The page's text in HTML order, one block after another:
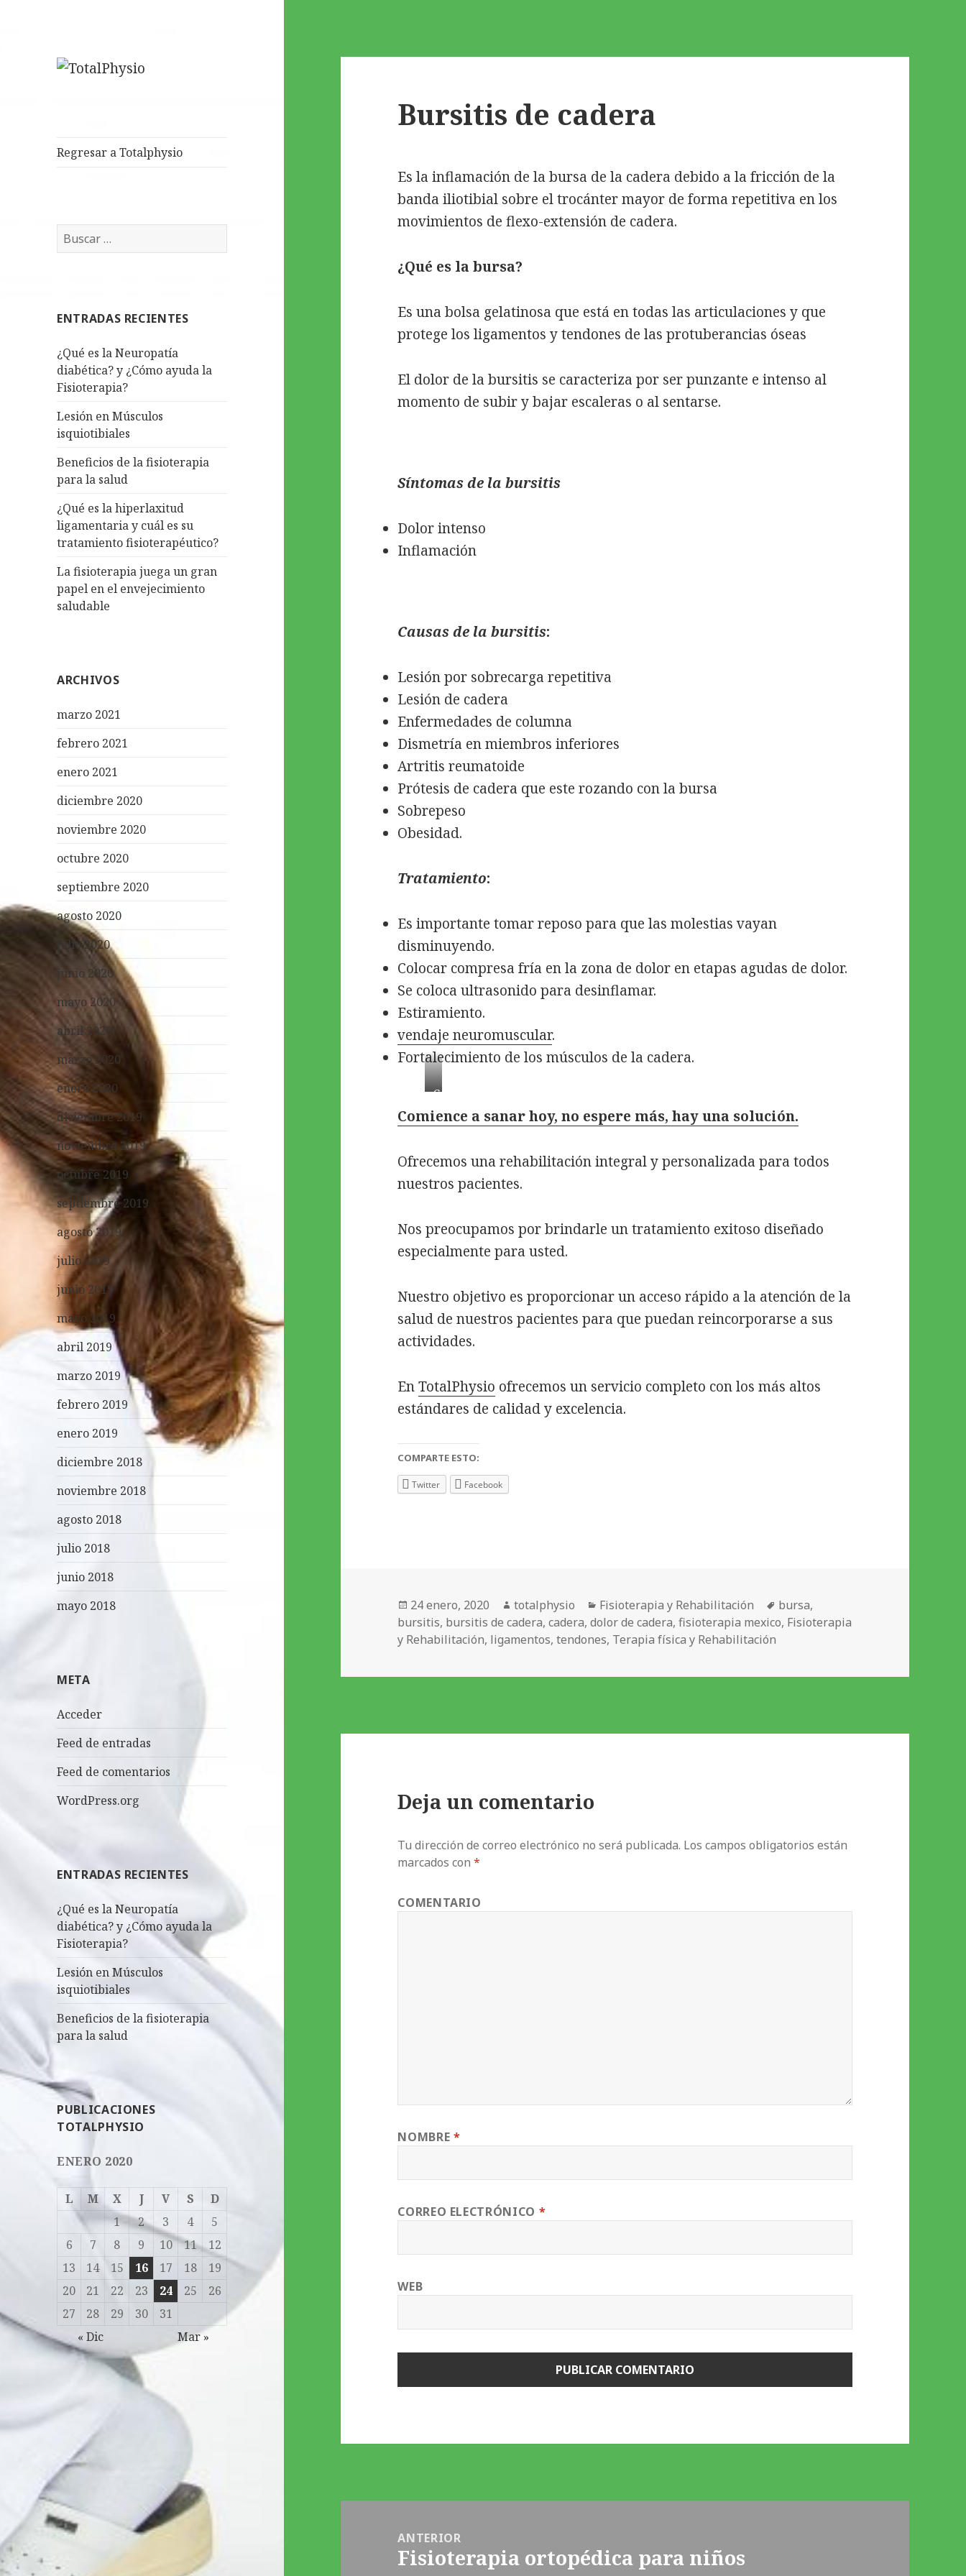
Regresar a Totalphysio
Buscar:
ENTRADAS RECIENTES
¿Qué es la Neuropatía
diabética? y ¿Cómo ayuda la
Fisioterapia?
Lesión en Músculos
isquiotibiales
Beneficios de la fisioterapia
para la salud
¿Qué es la hiperlaxitud
ligamentaria y cuál es su
tratamiento fisioterapéutico?
La fisioterapia juega un gran
papel en el envejecimiento
saludable
ARCHIVOS
marzo 2021
febrero 2021
enero 2021
diciembre 2020
noviembre 2020
octubre 2020
septiembre 2020
agosto 2020
julio 2020
junio 2020
mayo 2020
abril 2020
marzo 2020
enero 2020
diciembre 2019
noviembre 2019
octubre 2019
septiembre 2019
agosto 2019
julio 2019
junio 2019
mayo 2019
abril 2019
marzo 2019
febrero 2019
enero 2019
diciembre 2018
noviembre 2018
agosto 2018
julio 2018
junio 2018
mayo 2018
META
Acceder
Feed de entradas
Feed de comentarios
WordPress.org
ENTRADAS RECIENTES
¿Qué es la Neuropatía
diabética? y ¿Cómo ayuda la
Fisioterapia?
Lesión en Músculos
isquiotibiales
Beneficios de la fisioterapia
para la salud
PUBLICACIONES
TOTALPHYSIO
ENERO 2020
L M X J V S
D
1
2 3 4
5
6
7 8 9 10 11
12
13
14 15 16 17 18
19
20
21 22 23 24 25
26
27
28 29 30
31
« Dic
Mar »
Bursitis de cadera
Es la inflamación de la bursa de la cadera debido a la fricción de la
banda iliotibial sobre el trocánter mayor de forma repetitiva en los
movimientos de flexo-extensión de cadera.
¿Qué es la bursa?
Es una bolsa gelatinosa que está en todas las articulaciones y que
protege los ligamentos y tendones de las protuberancias óseas
El dolor de la bursitis se caracteriza por ser punzante e intenso al
momento de subir y bajar escaleras o al sentarse.
Síntomas de la bursitis
Dolor intenso
Inflamación
Causas de la bursitis:
Lesión por sobrecarga repetitiva
Lesión de cadera
Enfermedades de columna
Dismetría en miembros inferiores
Artritis reumatoide
Prótesis de cadera que este rozando con la bursa
Sobrepeso
Obesidad.
Tratamiento:
Es importante tomar reposo para que las molestias vayan
disminuyendo.
Colocar compresa fría en la zona de dolor en etapas agudas de dolor.
Se coloca ultrasonido para desinflamar.
Estiramiento.
vendaje neuromuscular.
Fortalecimiento de los músculos de la cadera.
C
l
o
e
-
o
f
a
e
r
r
e
a
m
n
s
i
ff
c
e
Comience a sanar hoy, no espere más, hay una solución.
Ofrecemos una rehabilitación integral y personalizada para todos
nuestros pacientes.
Nos preocupamos por brindarle un tratamiento exitoso diseñado
especialmente para usted.
Nuestro objetivo es proporcionar un acceso rápido a la atención de la
salud de nuestros pacientes para que puedan reincorporarse a sus
actividades.
EnTotalPhysio ofrecemos un servicio completo con los más altos
estándares de calidad y excelencia.
COMPARTE ESTO:
Twitter Facebook
Publicado
el
24 enero, 2020 Autor
totalphysio Categorías
Fisioterapia y Rehabilitación Etiquetas
bursa,
bursitis, bursitis de cadera,cadera,dolor de cadera,fisioterapia mexico, Fisioterapia
y Rehabilitación, ligamentos,tendones, Terapia física y Rehabilitación
Deja un comentario
Tu dirección de correo electrónico no será publicada. Los campos obligatorios están
marcados con*
COMENTARIO
NOMBRE *
CORREO ELECTRÓNICO *
WEB
entradas
ANTERIOR
Entrada
Fisioterapia ortopédica para niños